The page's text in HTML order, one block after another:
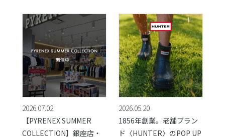
2026.07.02
【PYRENEX SUMMER
COLLECTION】銀座店・
2026.05.20
1856年創業。老舗ブラン
ド〈HUNTER〉のPOP UP